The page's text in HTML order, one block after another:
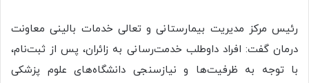
رئیس مرکز مدیریت بیمارستانی و تعالی خدمات بالینی معاونت
درمان گفت: افراد داوطلب خدمت‌رسانی به زائران، پس از ثبت‌نام،
با توجه به ظرفیت‌ها و نیازسنجی دانشگاه‌های علوم پزشکی